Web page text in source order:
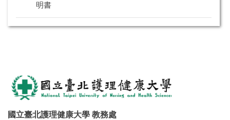
明書
國立臺北護理健康大學 教務處